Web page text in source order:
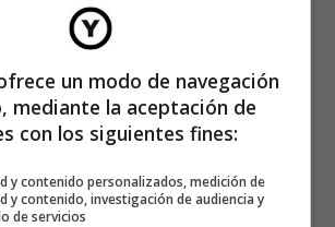
un modo de navegación
mediante la aceptación de
con los siguientes fines:
y contenido personalizados, medición de
y contenido, investigación de audiencia y
de servicios